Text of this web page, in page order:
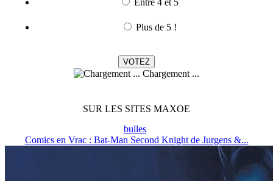
Plus de 5 !
Chargement ...
SUR LES SITES MAXOE
bulles
Comics en Vrac : Bat-Man Second Knight de Jurgens &...